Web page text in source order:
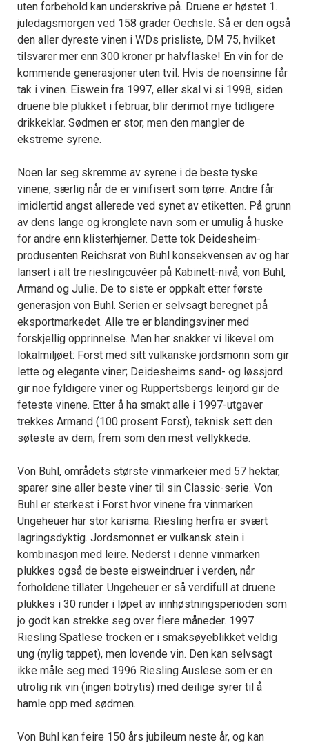
uten forbehold kan underskrive på. Druene er høstet 1.
juledagsmorgen ved 158 grader Oechsle. Så er den også
den aller dyreste vinen i WDs prisliste, DM 75, hvilket
tilsvarer mer enn 300 kroner pr halvflaske! En vin for de
kommende generasjoner uten tvil. Hvis de noensinne får
tak i vinen. Eiswein fra 1997, eller skal vi si 1998, siden
druene ble plukket i februar, blir derimot mye tidligere
drikkeklar. Sødmen er stor, men den mangler de
ekstreme syrene.
Noen lar seg skremme av syrene i de beste tyske
vinene, særlig når de er vinifisert som tørre. Andre får
imidlertid angst allerede ved synet av etiketten. På grunn
av dens lange og kronglete navn som er umulig å huske
for andre enn klisterhjerner. Dette tok Deidesheim-
produsenten Reichsrat von Buhl konsekvensen av og har
lansert i alt tre rieslingcuvéer på Kabinett-nivå, von Buhl,
Armand og Julie. De to siste er oppkalt etter første
generasjon von Buhl. Serien er selvsagt beregnet på
eksportmarkedet. Alle tre er blandingsviner med
forskjellig opprinnelse. Men her snakker vi likevel om
lokalmiljøet: Forst med sitt vulkanske jordsmonn som gir
lette og elegante viner; Deidesheims sand- og løssjord
gir noe fyldigere viner og Ruppertsbergs leirjord gir de
feteste vinene. Etter å ha smakt alle i 1997-utgaver
trekkes Armand (100 prosent Forst), teknisk sett den
søteste av dem, frem som den mest vellykkede.
Von Buhl, områdets største vinmarkeier med 57 hektar,
sparer sine aller beste viner til sin Classic-serie. Von
Buhl er sterkest i Forst hvor vinene fra vinmarken
Ungeheuer har stor karisma. Riesling herfra er svært
lagringsdyktig. Jordsmonnet er vulkansk stein i
kombinasjon med leire. Nederst i denne vinmarken
plukkes også de beste eisweindruer i verden, når
forholdene tillater. Ungeheuer er så verdifull at druene
plukkes i 30 runder i løpet av innhøstningsperioden som
jo godt kan strekke seg over flere måneder. 1997
Riesling Spätlese trocken er i smaksøyeblikket veldig
ung (nylig tappet), men lovende vin. Den kan selvsagt
ikke måle seg med 1996 Riesling Auslese som er en
utrolig rik vin (ingen botrytis) med deilige syrer til å
hamle opp med sødmen.
Von Buhl kan feire 150 års jubileum neste år, og kan